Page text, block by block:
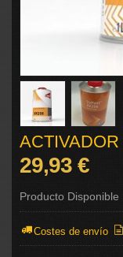
29,93 €
Producto Disponible
Costes de envío